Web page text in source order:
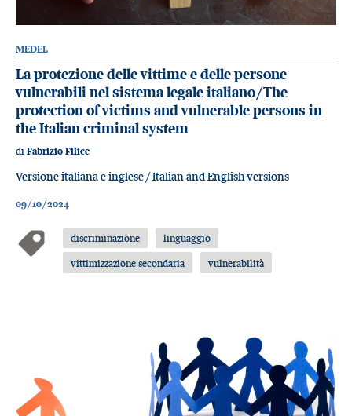
MEDEL
La protezione delle vittime e delle persone
vulnerabili nel sistema legale italiano/The
protection of victims and vulnerable persons in
the Italian criminal system
di Fabrizio Filice
Versione italiana e inglese / Italian and English versions
09/10/2024
discriminazione
linguaggio
vittimizzazione secondaria
vulnerabilità